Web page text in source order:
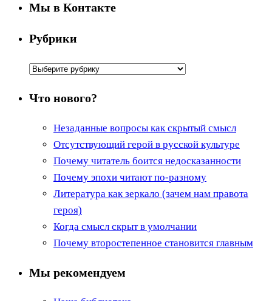
Мы в Контакте
Рубрики
Рубрики
Что нового?
Незаданные вопросы как скрытый смысл
Отсутствующий герой в русской культуре
Почему читатель боится недосказанности
Почему эпохи читают по-разному
Литература как зеркало (зачем нам правота
героя)
Когда смысл скрыт в умолчании
Почему второстепенное становится главным
Мы рекомендуем